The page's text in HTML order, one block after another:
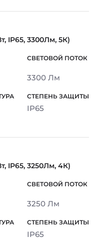
IP65, 3300Лм, 5К)
3300 Лм
IP65
IP65, 3250Лм, 4К)
3250 Лм
IP65